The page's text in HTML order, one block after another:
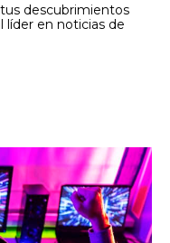
descubrimientos
líder en noticias de